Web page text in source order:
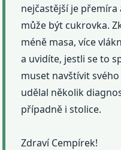
nejčastější je
může být cukrovka.
méně masa, více
a uvidíte, jestli se to
muset navštívit
udělal několik
případně i stolice.
Zdraví Cempírek!